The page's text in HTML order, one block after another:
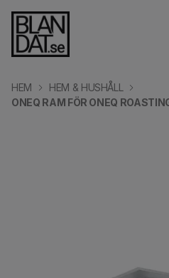
HEM
HEM & HUSHÅLL
ONEQ RAM FÖR ONEQ